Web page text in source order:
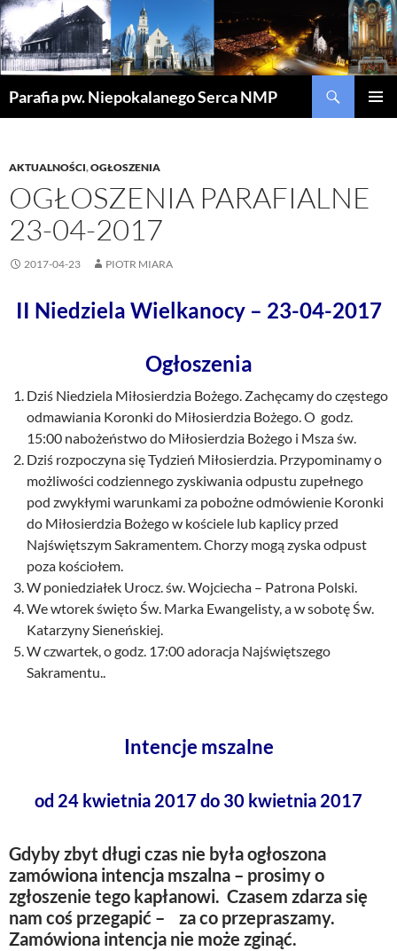
Parafia pw. Niepokalanego Serca NMP
AKTUALNOŚCI,OGŁOSZENIA
OGŁOSZENIA PARAFIALNE
23-04-2017
2017-04-23 PIOTR MIARA
II Niedziela Wielkanocy – 23-04-2017
Ogłoszenia
Dziś Niedziela Miłosierdzia Bożego. Zachęcamy do częstego
odmawiania Koronki do Miłosierdzia Bożego. O godz.
15:00 nabożeństwo do Miłosierdzia Bożego i Msza św.
Dziś rozpoczyna się Tydzień Miłosierdzia. Przypominamy o
możliwości codziennego zyskiwania odpustu zupełnego
pod zwykłymi warunkami za pobożne odmówienie Koronki
do Miłosierdzia Bożego w kościele lub kaplicy przed
Najświętszym Sakramentem. Chorzy mogą zyska odpust
poza kościołem.
W poniedziałek Urocz. św. Wojciecha – Patrona Polski.
We wtorek święto Św. Marka Ewangelisty, a w sobotę Św.
Katarzyny Sieneńskiej.
W czwartek, o godz. 17:00 adoracja Najświętszego
Sakramentu..
Intencje mszalne
od 24 kwietnia 2017 do 30 kwietnia 2017
Gdyby zbyt długi czas nie była ogłoszona
zamówiona intencja mszalna – prosimy o
zgłoszenie tego kapłanowi. Czasem zdarza się
nam coś przegapić – za co przepraszamy.
Zamówiona intencja nie może zginąć.